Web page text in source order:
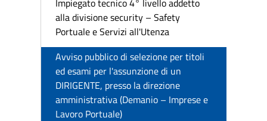
Impiegato tecnico 4° livello addetto
alla divisione security – Safety
Portuale e Servizi all'Utenza
Avviso pubblico di selezione per titoli
ed esami per l'assunzione di un
DIRIGENTE, presso la direzione
amministrativa (Demanio – Imprese e
Lavoro Portuale)